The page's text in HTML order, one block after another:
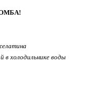
в холодильнике воды